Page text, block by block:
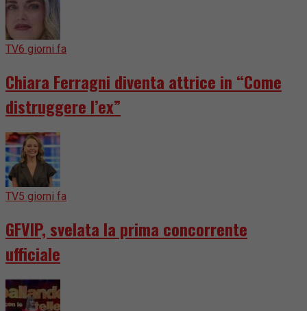
TV6 giorni fa
Chiara Ferragni diventa attrice in “Come
distruggere l’ex”
TV5 giorni fa
GFVIP, svelata la prima concorrente
ufficiale